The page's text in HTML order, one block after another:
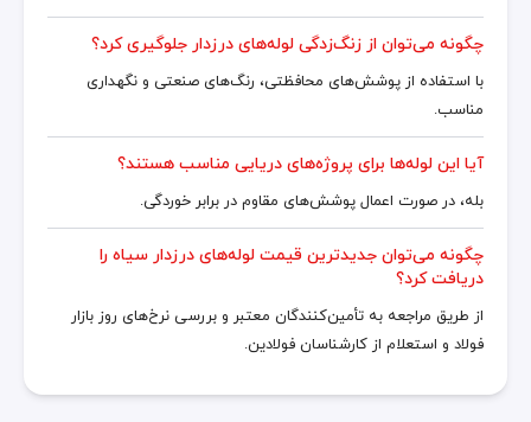
چگونه می‌توان از زنگ‌زدگی لوله‌های درزدار جلوگیری کرد؟
با استفاده از پوشش‌های محافظتی، رنگ‌های صنعتی و نگهداری
مناسب.
آیا این لوله‌ها برای پروژه‌های دریایی مناسب هستند؟
بله، در صورت اعمال پوشش‌های مقاوم در برابر خوردگی.
چگونه می‌توان جدیدترین قیمت لوله‌های درزدار سیاه را
دریافت کرد؟
از طریق مراجعه به تأمین‌کنندگان معتبر و بررسی نرخ‌های روز بازار
فولاد و استعلام از کارشناسان فولادین.